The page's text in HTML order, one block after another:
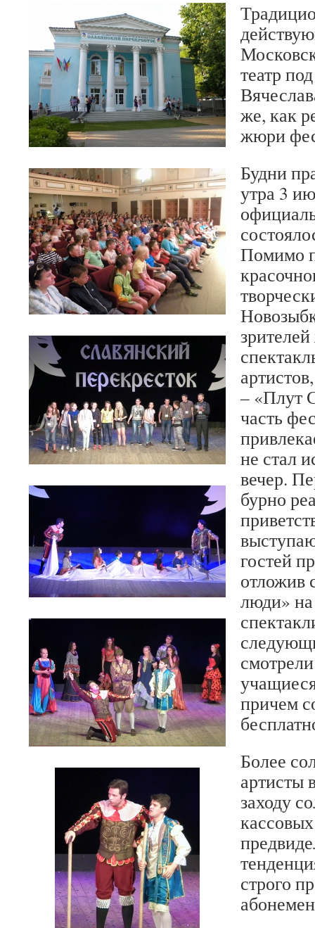
театр
же, как
жюри
Будни
утра 3
Помимо
– «Плут
часть
не стал
вечер.
бурно
гостей
отложив
люди»
причем
Более
артисты
заходу
строго